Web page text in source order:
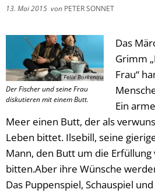
13. Mai 2015 von PETER SONNET
Felix Borkenau
Der Fischer und seine Frau
diskutieren mit einem Butt.
Das
Grimm
Frau“
Ein
Meer einen Butt, der als
Leben bittet. Ilsebill, seine
Mann, den Butt um die Erfüllung
bitten.Aber ihre Wünsche
Das Puppenspiel, Schauspiel